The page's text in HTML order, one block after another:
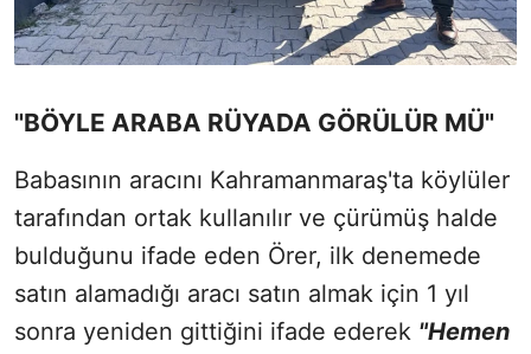
"BÖYLE ARABA RÜYADA GÖRÜLÜR MÜ"
Babasının aracını Kahramanmaraş'ta köylüler
tarafından ortak kullanılır ve çürümüş halde
bulduğunu ifade eden Örer, ilk denemede
satın alamadığı aracı satın almak için 1 yıl
sonra yeniden gittiğini ifade ederek "Hemen